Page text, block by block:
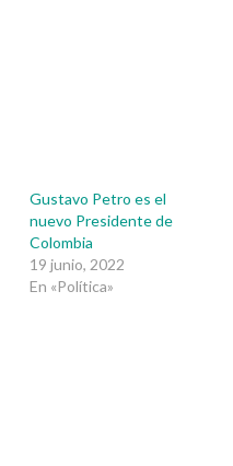
Gustavo Petro es el
nuevo Presidente de
Colombia
19 junio, 2022
En «Política»